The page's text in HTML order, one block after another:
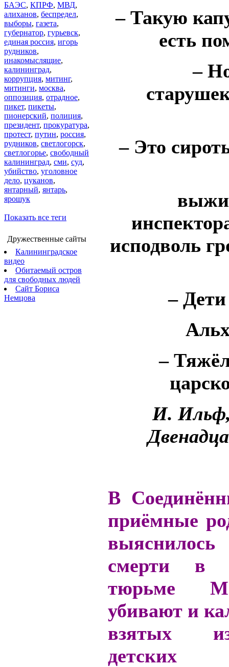
БАЭС, КПРФ, МВД,
алиханов, беспредел,
выборы, газета,
губернатор, гурьевск,
единая россия, игорь
рудников,
инакомыслящие,
калининград,
коррупция, митинг,
митинги, москва,
оппозиция, отрадное,
пикет, пикеты,
пионерский, полиция,
президент, прокуратура,
протест, путин, россия,
рудников, светлогорск,
светлогорье, свободный
калининград, сми, суд,
убийство, уголовное
дело, цуканов,
янтарный, янтарь,
ярошук
Показать все теги
Дружественные сайты
Калининградское
видео
Обитаемый остров
для свободных людей
Сайт Бориса
Немцова
– Такую
есть
–
– Это
исподволь
–
–
И.
В
приёмные
смерти в
тюрьме
убивают и
взятых